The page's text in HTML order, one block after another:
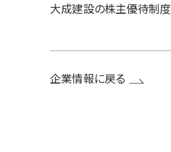
大成建設の株主優待制度
企業情報に戻る